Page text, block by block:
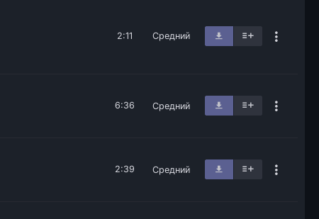
2:11 Средний
6:36 Средний
2:39 Средний